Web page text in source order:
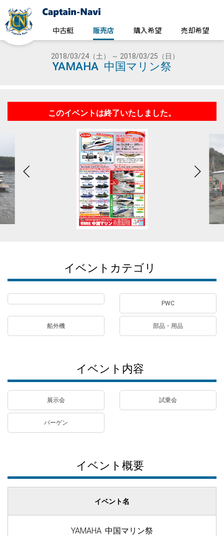
中古艇 販売店 購入希望 売却希望
2018/03/24（土） ～ 2018/03/25（日）
YAMAHA 中国マリン祭
このイベントは終了いたしました。
イベントカテゴリ
PWC
船外機 部品・用品
イベント内容
展示会 試乗会
バーゲン
イベント概要
イベント名
YAMAHA 中国マリン祭